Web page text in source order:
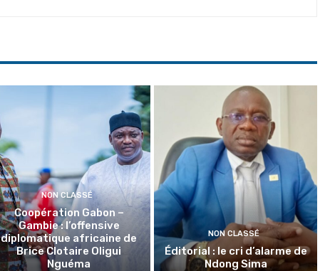
NON CLASSÉ
Coopération Gabon –
Gambie : l’offensive
diplomatique africaine de
Brice Clotaire Oligui
Nguéma
NON CLASSÉ
Éditorial : le cri d’alarme de
Ndong Sima